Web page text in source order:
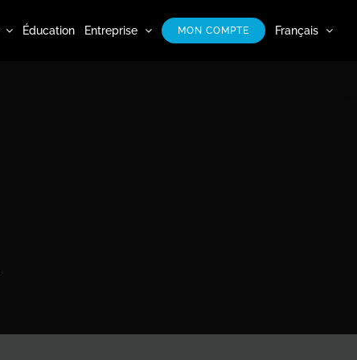
Éducation Entreprise MON COMPTE Français